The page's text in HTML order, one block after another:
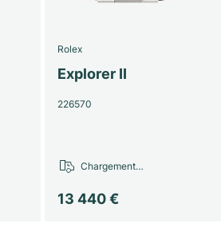
Rolex
Explorer II
226570
13 440 €
Chargement…